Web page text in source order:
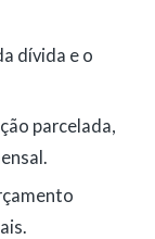
dívida e o
parcelada,